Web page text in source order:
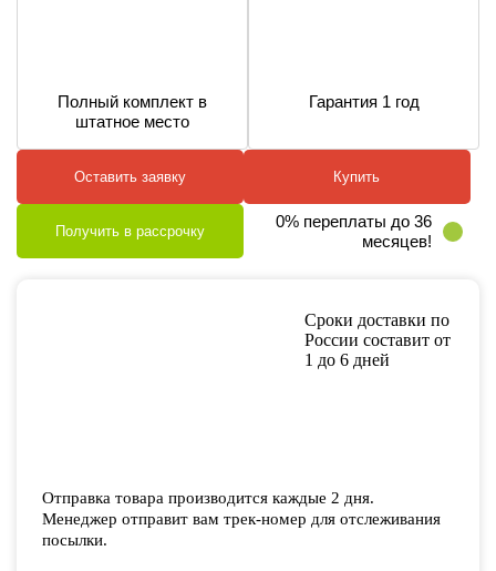
Полный комплект в
штатное место
Гарантия 1 год
Оставить заявку Купить
Получить в рассрочку
0% переплаты до 36
месяцев!
Сроки доставки по
России составит от
1 до 6 дней
Отправка товара производится каждые 2 дня.
Менеджер отправит вам трек-номер для отслеживания
посылки.